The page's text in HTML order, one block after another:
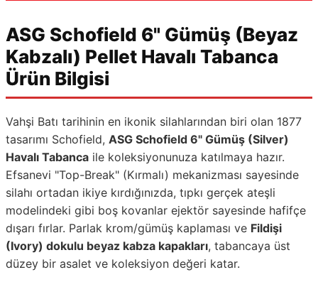
ASG Schofield 6" Gümüş (Beyaz
Kabzalı) Pellet Havalı Tabanca
Ürün Bilgisi
Vahşi Batı tarihinin en ikonik silahlarından biri olan 1877
tasarımı Schofield, ASG Schofield 6" Gümüş (Silver)
Havalı Tabanca ile koleksiyonunuza katılmaya hazır.
Efsanevi "Top-Break" (Kırmalı) mekanizması sayesinde
silahı ortadan ikiye kırdığınızda, tıpkı gerçek ateşli
modelindeki gibi boş kovanlar ejektör sayesinde hafifçe
dışarı fırlar. Parlak krom/gümüş kaplaması ve Fildişi
(Ivory) dokulu beyaz kabza kapakları, tabancaya üst
düzey bir asalet ve koleksiyon değeri katar.